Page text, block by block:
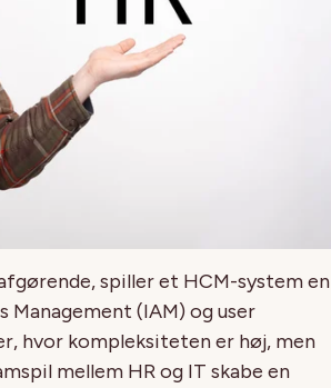
spiller et HCM-system en
(IAM) og user
hvor kompleksiteten er høj, men
mellem HR og IT skabe en